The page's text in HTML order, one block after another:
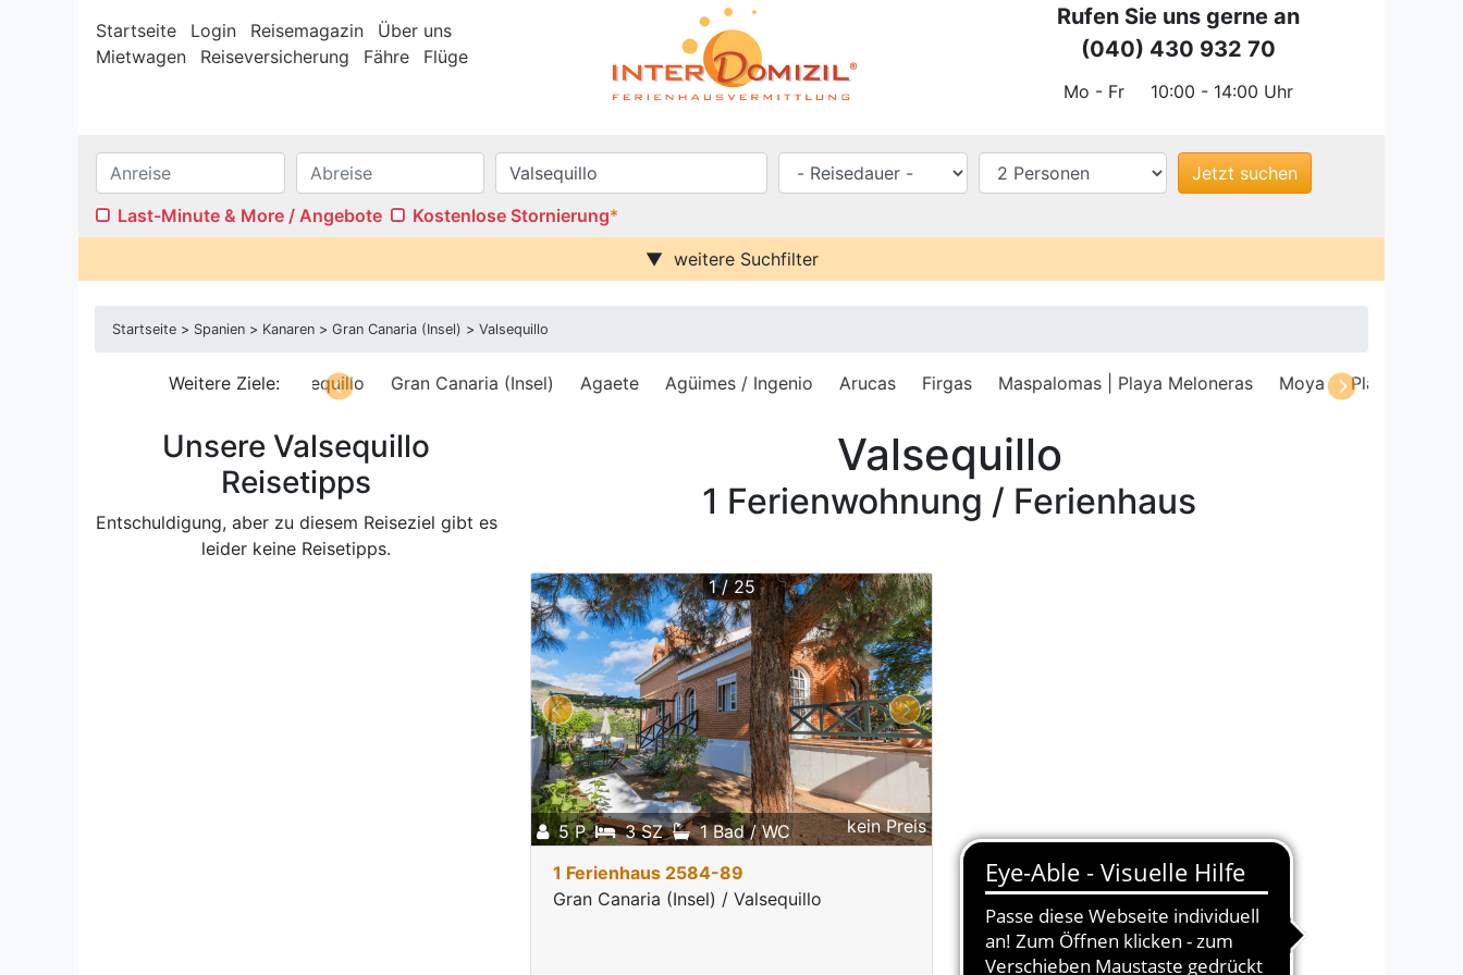
Startseite Login Reisemagazin
Über uns
Mietwagen
Reiseversicherung Fähre Flüge
Rufen Sie uns gerne an
(040) 430 932 70
Mo - Fr 10:00 - 14:00 Uhr
Last-Minute & More / Angebote Kostenlose Stornierung*
weitere Suchfilter
Sauna
Klimaanlage
Ferienwohnungen
Pool
Wasserblick
Ferienhäuser
Startseite > Spanien > Kanaren > Gran Canaria (Insel) > Valsequillo
Weitere Ziele:
Valleseco | Teror Valsequillo Gran Canaria (Insel) Agaete Agüimes / Ingenio Arucas Firgas Maspalomas | Playa Meloneras Moya
Playa del
Valsequillo
1 Ferienwohnung / Ferienhaus
5 P 3 SZ 1 Bad / WC kein Preis
1 / 25
1 Ferienhaus 2584-89
Gran Canaria (Insel) / Valsequillo
Unsere Valsequillo
Reisetipps
Entschuldigung, aber zu diesem Reiseziel gibt es
leider keine Reisetipps.